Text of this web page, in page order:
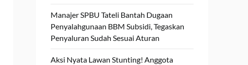
Manajer SPBU Tateli Bantah Dugaan
Penyalahgunaan BBM Subsidi, Tegaskan
Penyaluran Sudah Sesuai Aturan
Aksi Nyata Lawan Stunting! Anggota